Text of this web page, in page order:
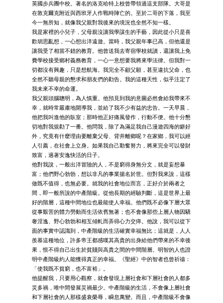
英國步兵團中校。著名的洛克哈特上校曾帶領過這支部隊。大哥是
在敦克爾克附近與西班牙人作戰時陣亡的。至於二哥的下落，我至
今一無所知，就像我父親對我後來的境況也全然不知一樣。
我是家裡的小兒子，父母親沒讓我學謀生的手藝，因此從小只是喜
歡胡思亂想，一心想出洋遠遊。當時，我父親年事已高，但他還是
讓我受了相當不錯的教育。他曾送我去寄宿學校就讀，還讓我上免
費學校接受鄉村義務教育，一心一意想要我將來學法律。但我對一
切都沒有興趣，只是想航海。我完全不顧父願，甚至違抗父命，也
全然不聽母親的懇求和朋友們的勸告。我的這種天性，似乎注定了
我未來不幸的命運。
我父親頭腦聰明，為人慎重。他預見到我的意圖必然會給我帶來不
幸，就時常嚴肅地開導我，並給了我不少有益的忠告。一天早晨，
他把我叫進他的臥室；那時他正好痛風發作，行動不便。他十分懇
切地對我規勸了一番。他問我，除了為滿足我自己漫遊四海的癖好
外，究竟有什麼理由要離棄父母、背井離鄉呢？在家鄉，我可以經
人引薦，在社會上立身。如果我自己勤奮努力，將來完全可以發財
致富，過著安逸快活的日子。
他對我說，一般出洋冒險的人，不是窮得身無分文，就是妄想暴
富；他們野心勃勃，想以非凡的事業揚名於世。但對我來說，這樣
做既不值得，也無必要。就我的社會地位而言，正好介於兩者之
間，即一般所說的中產階級。從他長期的經驗判斷，這是世界上最
好的階層，這種中間地位也最能使人幸福。他們既不必像下層大眾
從事艱苦的體力勞動而生活依舊無著；也不會像那些上層人物因驕
奢淫逸、野心勃勃和相互傾軋而弄得心力交瘁。他說，我可以從下
面的事實中認識到，中產階級的生活確實幸福無比；這就是，人人
羨慕這種地位，許多帝王都感嘆其高貴的出身給他們帶來的不幸後
果，恨不得自己出生於貧賤與高貴之間的中間階層。明智的人也證
明中產階級約人能獲得真正的幸福。《聖經》中的智者也曾祈禱：
「使我既不貧窮，也不富裕」。
他提醒我，只要用心觀察，就會發現上層社會和下層社會的人都多
災多禍，唯中間發展災禍最少。中產階級的生活，不會像上層社會
和下層社會的人那樣盛衰榮辱，瞬息萬變。而且，中產階級不會像